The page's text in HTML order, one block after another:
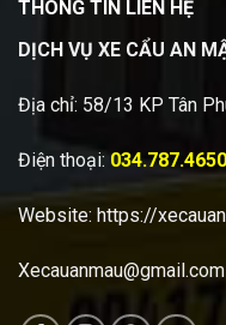
THÔNG TIN LIÊN HỆ
DỊCH VỤ XE CẨU AN
Địa chỉ: 58/13 KP Tân
Điện thoại:
Website: https://
Xecauanmau@gmail.com